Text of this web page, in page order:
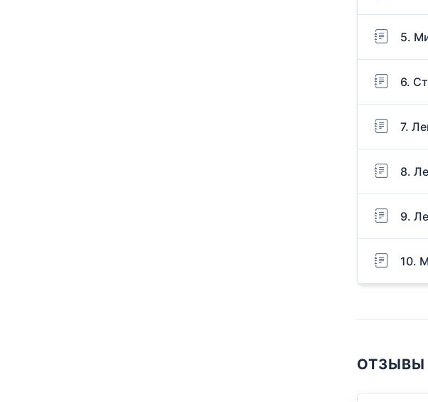
5.
6.
7.
8.
9.
10.
ОТЗЫВЫ